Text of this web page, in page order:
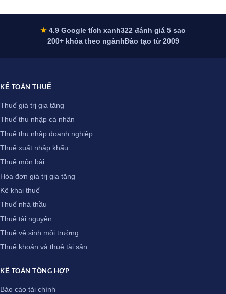
★ 4.9 Google tích xanh322 đánh giá 5 sao
200+ khóa theo ngànhĐào tạo từ 2009
KẾ TOÁN THUẾ
Thuế giá trị gia tăng
Thuế thu nhập cá nhân
Thuế thu nhập doanh nghiệp
Thuế xuất nhập khẩu
Thuế môn bài
Hóa đơn giá trị gia tăng
Kê khai thuế
Thuế nhà thầu
Thuế tài nguyên
Thuế vệ sinh môi trường
Thuế khoán và thuê tài sản
KẾ TOÁN TỔNG HỢP
Báo cáo tài chính